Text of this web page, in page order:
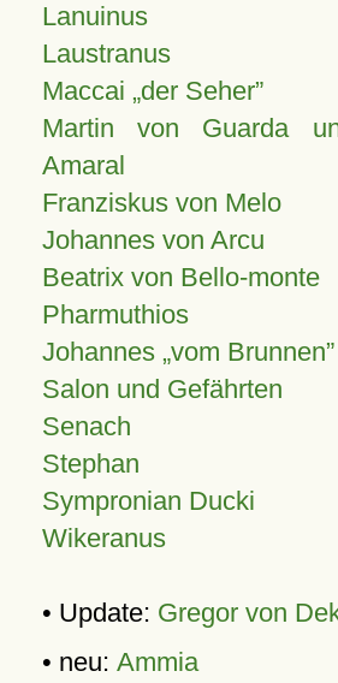
Lanuinus
Laustranus
Maccai „der Seher”
Martin von Guarda
Amaral
Franziskus von Melo
Johannes von Arcu
Beatrix von Bello-monte
Pharmuthios
Johannes vom Brunnen
Salon und Gefährten
Senach
Stephan
Sympronian Ducki
Wikeranus
• Update: Gregor von
• neu: Ammia